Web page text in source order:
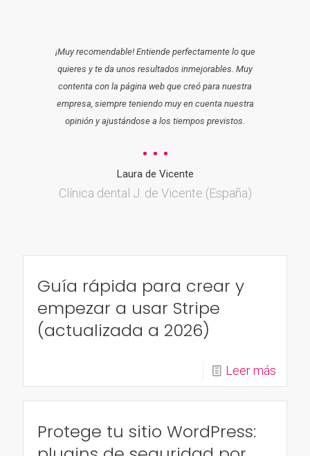
¡Muy recomendable! Entiende perfectamente lo que
quieres y te da unos resultados inmejorables. Muy
contenta con la página web que creó para nuestra
empresa, siempre teniendo muy en cuenta nuestra
opinión y ajustándose a los tiempos previstos.
Laura de Vicente
Clínica dental J. de Vicente (España)
Guía rápida para crear y
empezar a usar Stripe
(actualizada a 2026)
Leer más
Protege tu sitio WordPress: